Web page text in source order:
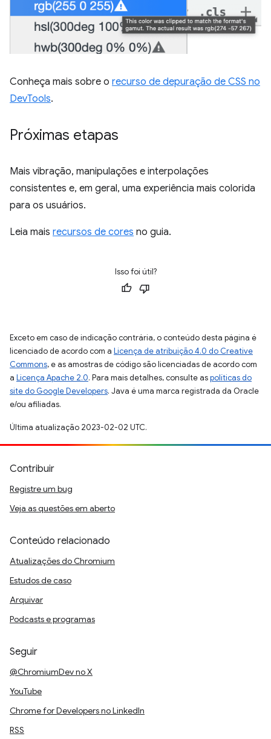
Conheça mais sobre o recurso de depuração de CSS no
DevTools.
Próximas etapas
Mais vibração, manipulações e interpolações
consistentes e, em geral, uma experiência mais colorida
para os usuários.
Leia mais recursos de cores no guia.
Isso foi útil?
Exceto em caso de indicação contrária, o conteúdo desta página é
licenciado de acordo com a Licença de atribuição 4.0 do Creative
Commons, e as amostras de código são licenciadas de acordo com
a Licença Apache 2.0. Para mais detalhes, consulte aspolíticas do
site do Google Developers. Java é uma marca registrada da Oracle
e/ou afiliadas.
Última atualização 2023-02-02 UTC.
Contribuir
Registre um bug
Veja as questões em aberto
Conteúdo relacionado
Atualizações do Chromium
Estudos de caso
Arquivar
Podcasts e programas
Seguir
@ChromiumDev no X
YouTube
Chrome for Developers no LinkedIn
RSS